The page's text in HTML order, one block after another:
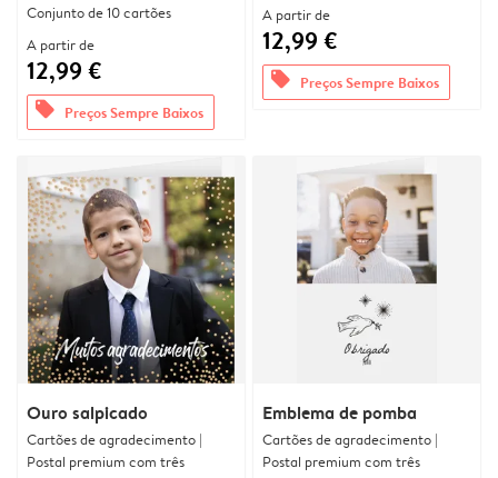
Conjunto de 10 cartões
A partir de
12,99 €
offers Preços Sempre Baixos
A partir de
12,99 €
offers Preços Sempre Baixos
Ouro salpicado
Cartões de agradecimento |
Postal premium com três
Emblema de pomba
Cartões de agradecimento |
Postal premium com três